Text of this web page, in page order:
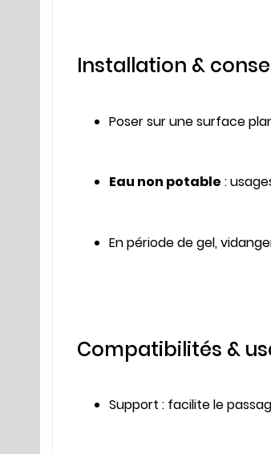
Installation &
Poser sur une surface
Eau non potable :
En période de gel,
Compatibilités &
Support : facilite le